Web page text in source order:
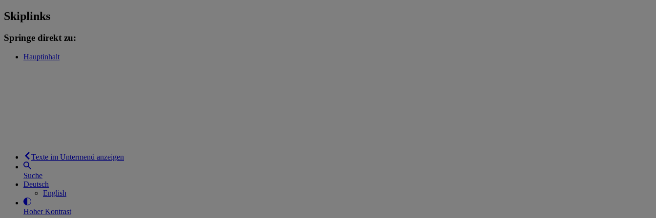
Skiplinks
Springe direkt zu:
Hauptinhalt
Texte im Untermenü anzeigen
Suche
Deutsch
English
Hoher Kontrast